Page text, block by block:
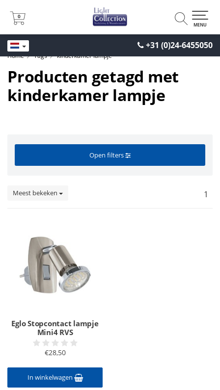
+31 (0)24-6455050
0
0
MENU
Home Tags kinderkamer lampje
Producten getagd met
kinderkamer lampje
Open filters
Meest bekeken 1
Eglo Stopcontact lampje
Mini4 RVS
€28,50
In winkelwagen